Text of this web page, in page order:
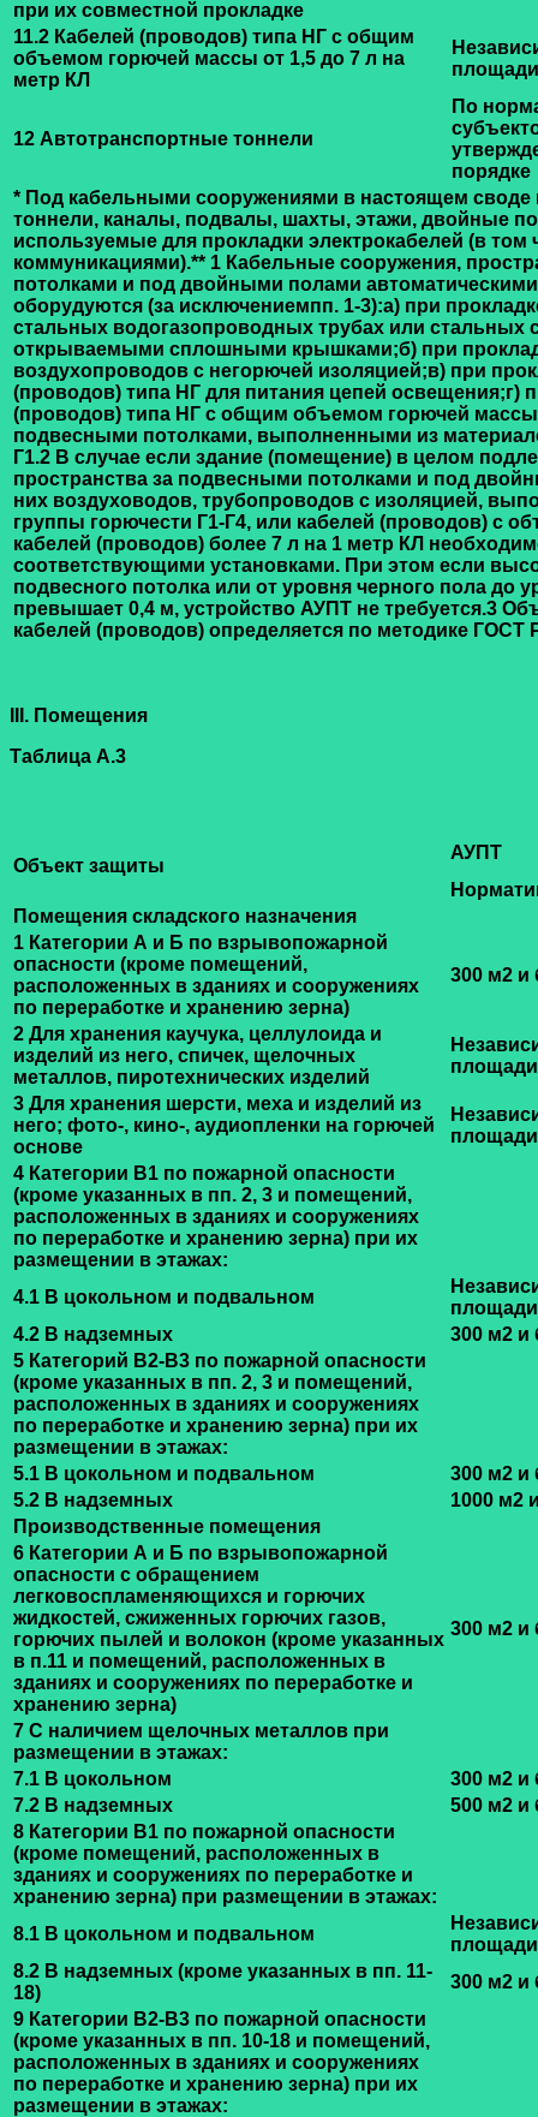
при их совместной прокладке
11.2 Кабелей (проводов) типа НГ с общим
объемом горючей массы от 1,5 до 7 л на
метр КЛ
12 Автотранспортные тоннели
По
порядке
* Под кабельными сооружениями в настоящем
тоннели, каналы, подвалы, шахты, этажи, двойные
используемые для прокладки электрокабелей (в том
коммуникациями).** 1 Кабельные сооружения,
потолками и под двойными полами
оборудуются (за исключениемпп. 1-3):а) при
стальных водогазопроводных трубах или стальных
открываемыми сплошными крышками;б) при
воздухопроводов с негорючей изоляцией;в) при
(проводов) типа НГ для питания цепей освещения;г)
(проводов) типа НГ с общим объемом горючей массы
подвесными потолками, выполненными из
Г1.2 В случае если здание (помещение) в целом
пространства за подвесными потолками и под
них воздуховодов, трубопроводов с изоляцией,
группы горючести Г1-Г4, или кабелей (проводов) с
кабелей (проводов) более 7 л на 1 метр КЛ
соответствующими установками. При этом если
подвесного потолка или от уровня черного пола до
превышает 0,4 м, устройство АУПТ не требуется.3
кабелей (проводов) определяется по методике ГОСТ
III. Помещения
Таблица А.3
Объект защиты
АУПТ
Помещения складского назначения
1 Категории А и Б по взрывопожарной
опасности (кроме помещений,
расположенных в зданиях и сооружениях
по переработке и хранению зерна)
300 м2 и
2 Для хранения каучука, целлулоида и
изделий из него, спичек, щелочных
металлов, пиротехнических изделий
площади
3 Для хранения шерсти, меха и изделий из
него; фото-, кино-, аудиопленки на горючей
основе
площади
4 Категории В1 по пожарной опасности
(кроме указанных в пп. 2, 3 и помещений,
расположенных в зданиях и сооружениях
по переработке и хранению зерна) при их
размещении в этажах:
4.1 В цокольном и подвальном
площади
4.2 В надземных
300 м2 и
5 Категорий В2-В3 по пожарной опасности
(кроме указанных в пп. 2, 3 и помещений,
расположенных в зданиях и сооружениях
по переработке и хранению зерна) при их
размещении в этажах:
5.1 В цокольном и подвальном
300 м2 и
5.2 В надземных
1000 м2
Производственные помещения
6 Категории А и Б по взрывопожарной
опасности с обращением
легковоспламеняющихся и горючих
жидкостей, сжиженных горючих газов,
горючих пылей и волокон (кроме указанных
в п.11 и помещений, расположенных в
зданиях и сооружениях по переработке и
хранению зерна)
300 м2 и
7 С наличием щелочных металлов при
размещении в этажах:
7.1 В цокольном
300 м2 и
7.2 В надземных
500 м2 и
8 Категории В1 по пожарной опасности
(кроме помещений, расположенных в
зданиях и сооружениях по переработке и
хранению зерна) при размещении в этажах:
8.1 В цокольном и подвальном
площади
8.2 В надземных (кроме указанных в пп. 11-
18)
300 м2 и
9 Категории В2-В3 по пожарной опасности
(кроме указанных в пп. 10-18 и помещений,
расположенных в зданиях и сооружениях
по переработке и хранению зерна) при их
размещении в этажах: